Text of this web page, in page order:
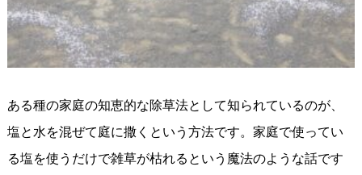
ある種の家庭の知恵的な除草法として知られているのが、
塩と水を混ぜて庭に撒くという方法です。家庭で使ってい
る塩を使うだけで雑草が枯れるという魔法のような話です